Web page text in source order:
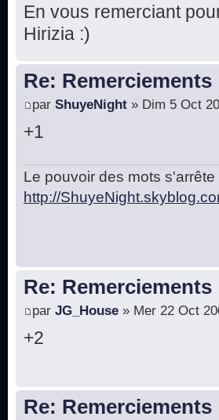
En vous remerciant
Hirizia :)
Re: Remerciements
par ShuyeNight » Dim 5 Oct
+1
Le pouvoir des mots
http://
Re: Remerciements
par JG_House » Mer 22 Oct
+2
Re: Remerciements